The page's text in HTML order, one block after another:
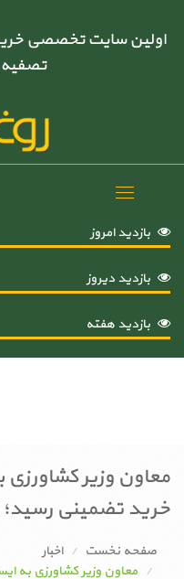
اولین سایت تخصصی
تصفیه
Toggle
بازدید امروز
بازدید دیروز
بازدید هفته
معاون وزیر کشاورزی
خرید تضمینی رسید؛
صفحه نخست
اخبار
معاون وزیر کشاورزی به